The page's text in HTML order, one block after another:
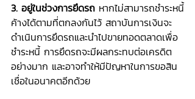
3. อยู่ในช่วงการยึดรถ หากไม่สามารถชำระหนี้
ค้างได้ตามที่ตกลงกันไว้ สถาบันการเงินจะ
ดำเนินการยึดรถและนำไปขายทอดตลาดเพื่อ
ชำระหนี้ การยึดรถจะมีผลกระทบต่อเครดิต
อย่างมาก และอาจทำให้มีปัญหาในการขอสิน
เชื่อในอนาคตอีกด้วย